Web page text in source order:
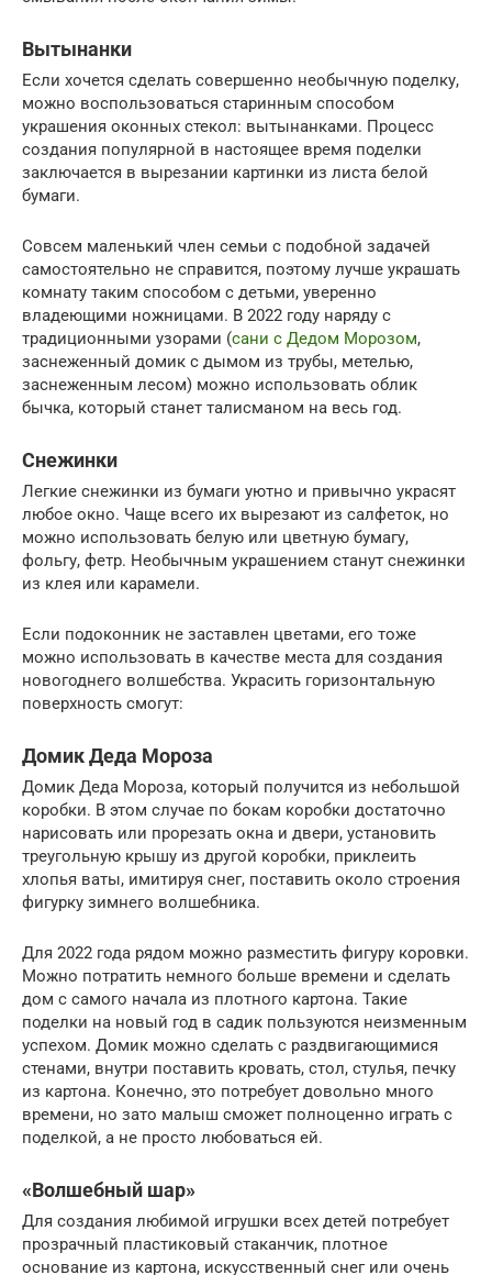
Вытынанки
Если хочется сделать совершенно необычную поделку,
можно воспользоваться старинным способом
украшения оконных стекол: вытынанками. Процесс
создания популярной в настоящее время поделки
заключается в вырезании картинки из листа белой
бумаги.
Совсем маленький член семьи с подобной задачей
самостоятельно не справится, поэтому лучше украшать
комнату таким способом с детьми, уверенно
владеющими ножницами. В 2022 году наряду с
традиционными узорами (сани с Дедом Морозом,
заснеженный домик с дымом из трубы, метелью,
заснеженным лесом) можно использовать облик
бычка, который станет талисманом на весь год.
Снежинки
Легкие снежинки из бумаги уютно и привычно украсят
любое окно. Чаще всего их вырезают из салфеток, но
можно использовать белую или цветную бумагу,
фольгу, фетр. Необычным украшением станут снежинки
из клея или карамели.
Если подоконник не заставлен цветами, его тоже
можно использовать в качестве места для создания
новогоднего волшебства. Украсить горизонтальную
поверхность смогут:
Домик Деда Мороза
Домик Деда Мороза, который получится из небольшой
коробки. В этом случае по бокам коробки достаточно
нарисовать или прорезать окна и двери, установить
треугольную крышу из другой коробки, приклеить
хлопья ваты, имитируя снег, поставить около строения
фигурку зимнего волшебника.
Для 2022 года рядом можно разместить фигуру коровки.
Можно потратить немного больше времени и сделать
дом с самого начала из плотного картона. Такие
поделки на новый год в садик пользуются неизменным
успехом. Домик можно сделать с раздвигающимися
стенами, внутри поставить кровать, стол, стулья, печку
из картона. Конечно, это потребует довольно много
времени, но зато малыш сможет полноценно играть с
поделкой, а не просто любоваться ей.
«Волшебный шар»
Для создания любимой игрушки всех детей потребует
прозрачный пластиковый стаканчик, плотное
основание из картона, искусственный снег или очень